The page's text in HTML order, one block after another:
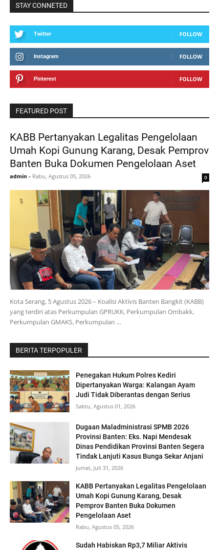
STAY CONNETED
Twitter FOLLOW
Instagram FOLLOW
Pinterest FOLLOW
FEATURED POST
KABB Pertanyakan Legalitas Pengelolaan
Umah Kopi Gunung Karang, Desak Pemprov
Banten Buka Dokumen Pengelolaan Aset
admin - Rabu, Agustus 05, 2026 0
Kota Serang, 5 Agustus 2026 – Koalisi Aktivis Banten Bangkit (KABB)
yang terdiri atas Perkumpulan GPRUKK, Perkumpulan Ombakk,
Perkumpulan GMAKS, Perkumpulan …
BERITA TERPOPULER
Penegakan Hukum Polres Kediri
Dipertanyakan Warga: Kalangan Ayam
Judi Tidak Diberantas dengan Serius
Sabtu, Agustus 01, 2026
Dugaan Maladministrasi SPMB 2026
Provinsi Banten: Eks. Napi Mendesak
Dinas Pendidikan Provinsi Banten Segera
Tindak Lanjuti Kasus Bunga Sekar Anjani
Jumat, Juli 31, 2026
KABB Pertanyakan Legalitas Pengelolaan
Umah Kopi Gunung Karang, Desak
Pemprov Banten Buka Dokumen
Pengelolaan Aset
Rabu, Agustus 05, 2026
‎Sudah Habiskan Rp3,7 Miliar ‎Aktivis